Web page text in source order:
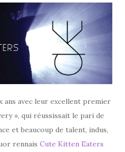
ans avec leur excellent premier
», qui réussissait le pari de
et beaucoup de talent, indus,
rennais Cute Kitten Eaters